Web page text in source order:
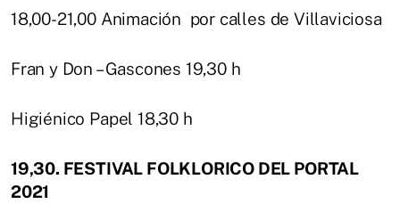
18,00-21,00 Animación por calles de Villaviciosa
Fran y Don – Gascones 19,30 h
Higiénico Papel 18,30 h
19,30. FESTIVAL FOLKLORICO DEL PORTAL
2021